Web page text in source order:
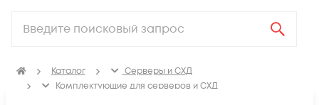
Каталог
Серверы и СХД
Комплектующие для серверов и СХД